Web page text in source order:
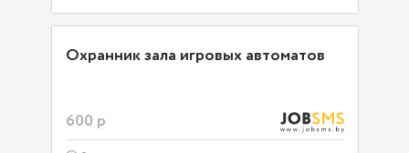
Охранник зала игровых автоматов
600 р